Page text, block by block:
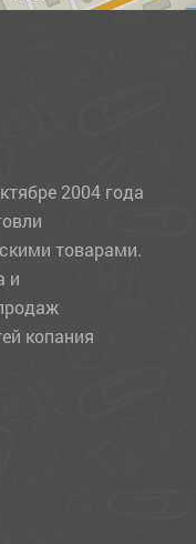
2004 года
товарами.
и
копания